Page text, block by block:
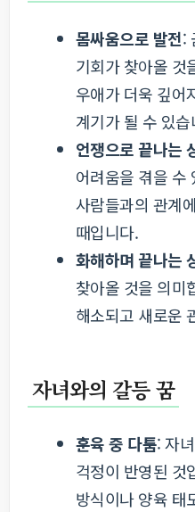
몸싸움으로 발전:
기회가 찾아올 것
우애가 더욱 깊어
계기가 될 수 있습
언쟁으로 끝나는
어려움을 겪을 수
사람들과의 관계
때입니다.
화해하며 끝나는
찾아올 것을 의미
해소되고 새로운
자녀와의 갈등 꿈
훈육 중 다툼: 자
걱정이 반영된 것
방식이나 양육 태